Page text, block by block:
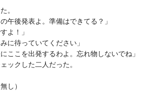
。
午後発表よ。準備はできてる？」
よ！」
に待っていてください」
ここを出発するわよ。忘れ物しないでね」
クした二人だった。
し）